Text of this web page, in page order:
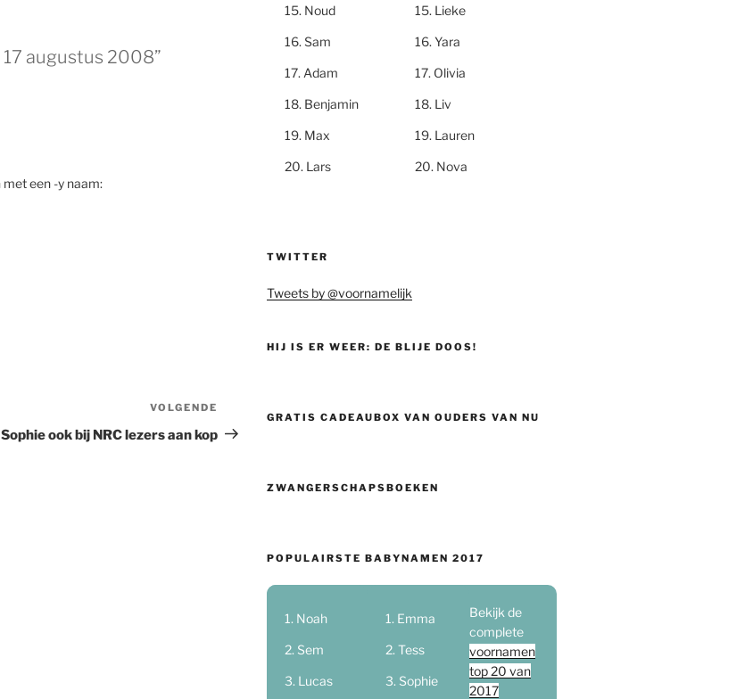
augustus 2008”
een -y naam:
Volgend
bericht
VOLGENDE
Sophie ook bij NRC lezers aan kop
Noud
Sam
Adam
Benjamin
Max
Lars
Lieke
Yara
Olivia
Liv
Lauren
Nova
TWITTER
Tweets by @voornamelijk
HIJ IS ER WEER: DE BLIJE DOOS!
GRATIS CADEAUBOX VAN OUDERS VAN NU
ZWANGERSCHAPSBOEKEN
POPULAIRSTE BABYNAMEN 2017
Noah
Sem
Lucas
Emma
Tess
Sophie
Bekijk de
complete
voornamen
top 20 van
2017